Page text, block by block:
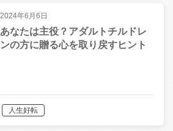
2024年6月6日
あなたは主役？アダルトチルドレ
ンの方に贈る心を取り戻すヒント
人生好転